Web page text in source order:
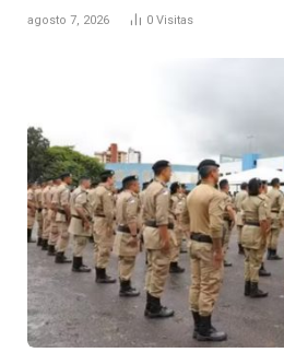
agosto 7, 2026 0 Visitas